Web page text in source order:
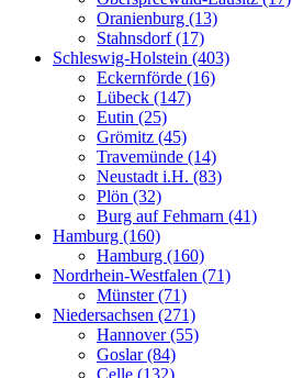
Oranienburg (13)
Stahnsdorf (17)
Schleswig-Holstein (403)
Eckernförde (16)
Lübeck (147)
Eutin (25)
Grömitz (45)
Travemünde (14)
Neustadt i.H. (83)
Plön (32)
Burg auf Fehmarn (41)
Hamburg (160)
Hamburg (160)
Nordrhein-Westfalen (71)
Münster (71)
Niedersachsen (271)
Hannover (55)
Goslar (84)
Celle (132)